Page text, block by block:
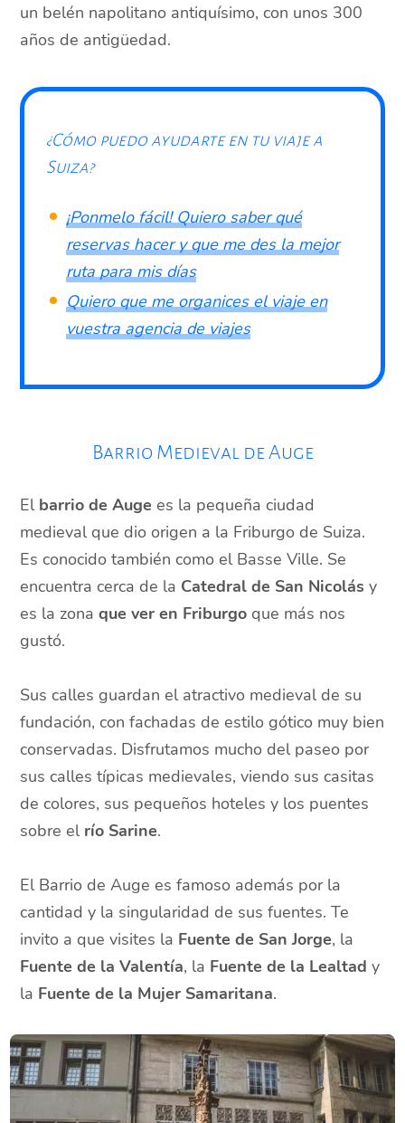
un belén napolitano antiquísimo, con unos 300
años de antigüedad.
¿Cómo puedo ayudarte en tu viaje a
Suiza?
¡Ponmelo fácil! Quiero saber qué
reservas hacer y que me des la mejor
ruta para mis días
Quiero que me organices el viaje en
vuestra agencia de viajes
Barrio Medieval de Auge
El barrio de Auge es la pequeña ciudad
medieval que dio origen a la Friburgo de Suiza.
Es conocido también como el Basse Ville. Se
encuentra cerca de la Catedral de San Nicolásy
es la zonaque ver en Friburgo que más nos
gustó.
Sus calles guardan el atractivo medieval de su
fundación, con fachadas de estilo gótico muy bien
conservadas. Disfrutamos mucho del paseo por
sus calles típicas medievales, viendo sus casitas
de colores, sus pequeños hoteles y los puentes
sobre el río Sarine.
El Barrio de Auge es famoso además por la
cantidad y la singularidad de sus fuentes. Te
invito a que visites la Fuente de San Jorge, la
Fuente de la Valentía, la Fuente de la Lealtad y
la Fuente de la Mujer Samaritana.